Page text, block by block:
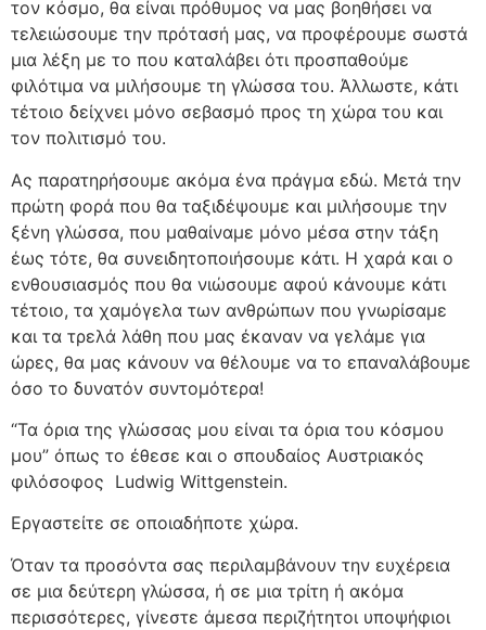
τον κόσμο, θα είναι πρόθυμος να μας βοηθήσει να
τελειώσουμε την πρότασή μας, να προφέρουμε σωστά
μια λέξη με το που καταλάβει ότι προσπαθούμε
φιλότιμα να μιλήσουμε τη γλώσσα του. Άλλωστε, κάτι
τέτοιο δείχνει μόνο σεβασμό προς τη χώρα του και
τον πολιτισμό του.
Ας παρατηρήσουμε ακόμα ένα πράγμα εδώ. Μετά την
πρώτη φορά που θα ταξιδέψουμε και μιλήσουμε την
ξένη γλώσσα, που μαθαίναμε μόνο μέσα στην τάξη
έως τότε, θα συνειδητοποιήσουμε κάτι. Η χαρά και ο
ενθουσιασμός που θα νιώσουμε αφού κάνουμε κάτι
τέτοιο, τα χαμόγελα των ανθρώπων που γνωρίσαμε
και τα τρελά λάθη που μας έκαναν να γελάμε για
ώρες, θα μας κάνουν να θέλουμε να το επαναλάβουμε
όσο το δυνατόν συντομότερα!
“Τα όρια της γλώσσας μου είναι τα όρια του κόσμου
μου” όπως το έθεσε και ο σπουδαίος Αυστριακός
φιλόσοφος Ludwig Wittgenstein.
Εργαστείτε σε οποιαδήποτε χώρα.
Όταν τα προσόντα σας περιλαμβάνουν την ευχέρεια
σε μια δεύτερη γλώσσα, ή σε μια τρίτη ή ακόμα
περισσότερες, γίνεστε άμεσα περιζήτητοι υποψήφιοι